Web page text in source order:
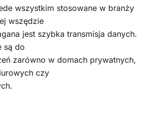
wszystkim stosowane w branży
wszędzie
jest szybka transmisja danych.
są do
zarówno w domach prywatnych,
czy